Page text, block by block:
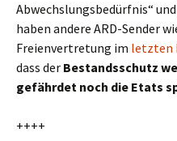
Abwechslungsbedürfnis“
haben andere ARD-Sender
Freienvertretung im letzten
dass der Bestandsschutz
gefährdet noch die Etats
++++